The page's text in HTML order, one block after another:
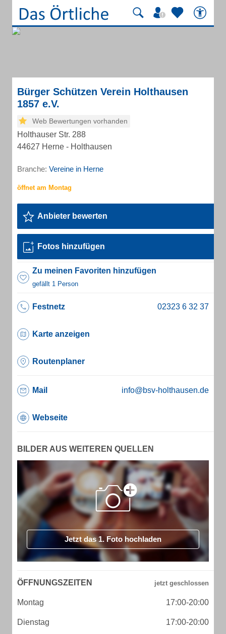
Bürger Schützen Verein Holthausen
1857 e.V.
Web Bewertungen vorhanden
Holthauser Str. 288
44627 Herne - Holthausen
Branche: Vereine in Herne
Anbieter bewerten
Fotos hinzufügen
Zu meinen Favoriten hinzufügen
gefällt 1 Person
Festnetz
Karte anzeigen
Routenplaner
Mail info@bsv-holthausen.de
Webseite
BILDER AUS WEITEREN QUELLEN
Jetzt das 1. Foto hochladen
ÖFFNUNGSZEITEN
Montag 17:00-20:00
Dienstag 17:00-20:00